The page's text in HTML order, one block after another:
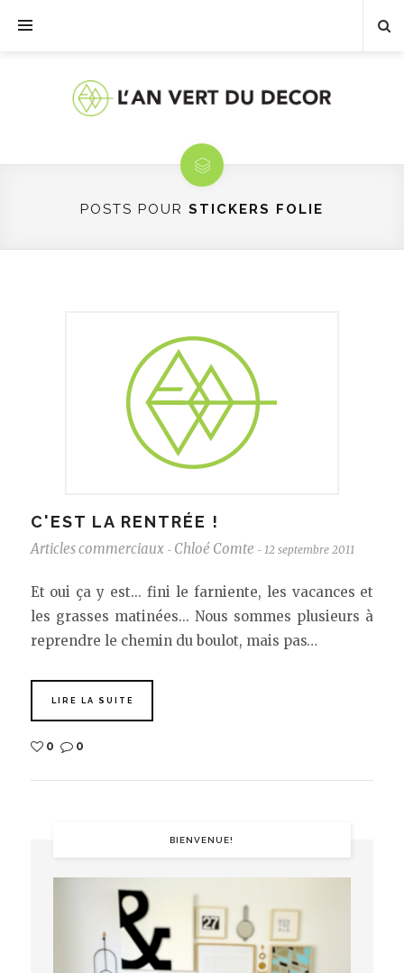
POSTS POUR STICKERS FOLIE
C'EST LA RENTRÉE !
Articles commerciaux - Chloé Comte - 12 septembre 2011
Et oui ça y est... fini le farniente, les vacances et
les grasses matinées... Nous sommes plusieurs à
reprendre le chemin du boulot, mais pas…
LIRE LA SUITE
0 0
BIENVENUE!